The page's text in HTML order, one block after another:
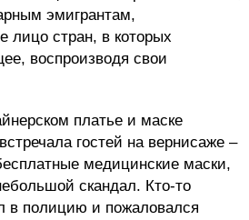
эмигрантам,
лицо стран, в которых
воспроизводя свои
платье и маске
гостей на вернисаже –
медицинские маски,
скандал. Кто-то
в полицию и пожаловался